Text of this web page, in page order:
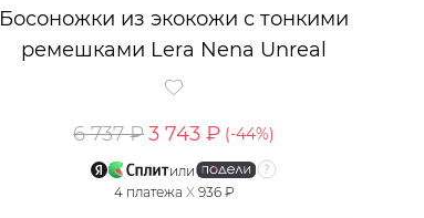
Босоножки из экокожи с тонкими
ремешками Lera Nena Unreal
6 737 ₽3 743 ₽ (-44%)
или
4 платежа X 936 ₽